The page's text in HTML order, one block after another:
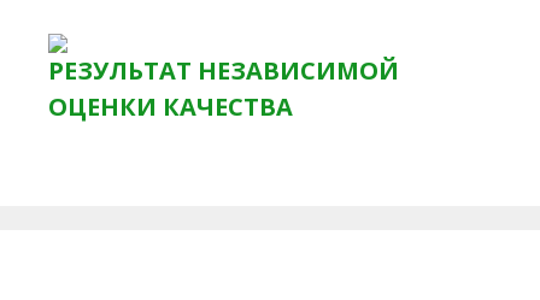
РЕЗУЛЬТАТ НЕЗАВИСИМОЙ
ОЦЕНКИ КАЧЕСТВА